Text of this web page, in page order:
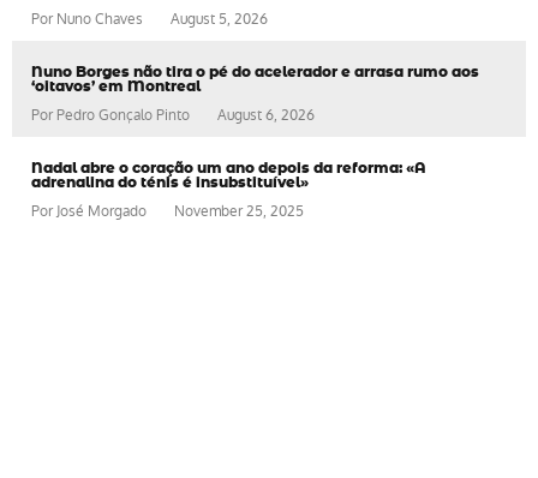
PorNuno Chaves August 5, 2026
Nuno Borges não tira o pé do acelerador e arrasa rumo aos
‘oitavos’ em Montreal
Por Pedro Gonçalo Pinto August 6, 2026
Nadal abre o coração um ano depois da reforma: «A
adrenalina do ténis é insubstituível»
PorJosé Morgado November 25, 2025